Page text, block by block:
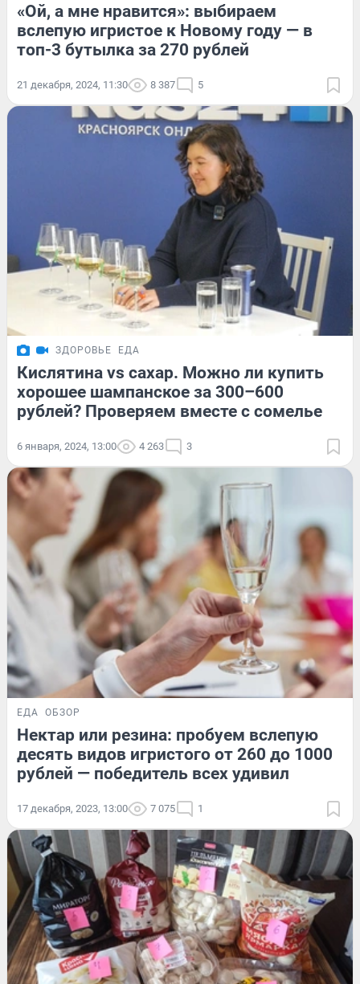
«Ой, а мне нравится»: выбираем
вслепую игристое к Новому году — в
топ-3 бутылка за 270 рублей
21 декабря, 2024, 11:30 8 387 5
ЗДОРОВЬЕ ЕДА
Кислятина vs сахар. Можно ли купить
хорошее шампанское за 300–600
рублей? Проверяем вместе с сомелье
6 января, 2024, 13:00 4 263 3
ЕДА ОБЗОР
Нектар или резина: пробуем вслепую
десять видов игристого от 260 до 1000
рублей — победитель всех удивил
17 декабря, 2023, 13:00 7 075 1